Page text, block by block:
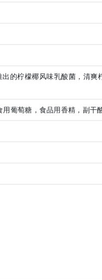
的柠檬椰风味乳酸菌，清爽
葡萄糖，食品用香精，副干